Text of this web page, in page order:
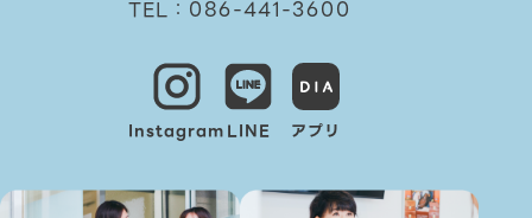
TEL：086-441-3600
InstagramLINE アプリ